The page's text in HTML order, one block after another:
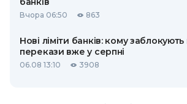
Вчора 06:50 863
Нові ліміти банків: кому
перекази вже у серпні
06.08 13:10 3908